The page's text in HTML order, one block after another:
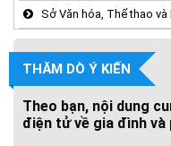
Sở Văn hóa, Thể thao và
THĂM DÒ Ý KIẾN
Theo bạn, nội dung
điện tử về gia đình